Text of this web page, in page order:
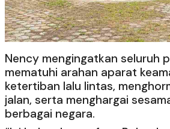
Nency mengingatkan seluruh
mematuhi arahan aparat
ketertiban lalu lintas,
jalan, serta menghargai
berbagai negara.